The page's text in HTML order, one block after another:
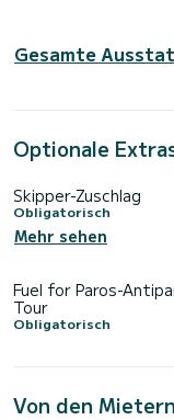
Gesamte
Optionale
Skipper-Zuschlag
Obligatorisch
Mehr sehen
Fuel for Paros-
Tour
Obligatorisch
Von den